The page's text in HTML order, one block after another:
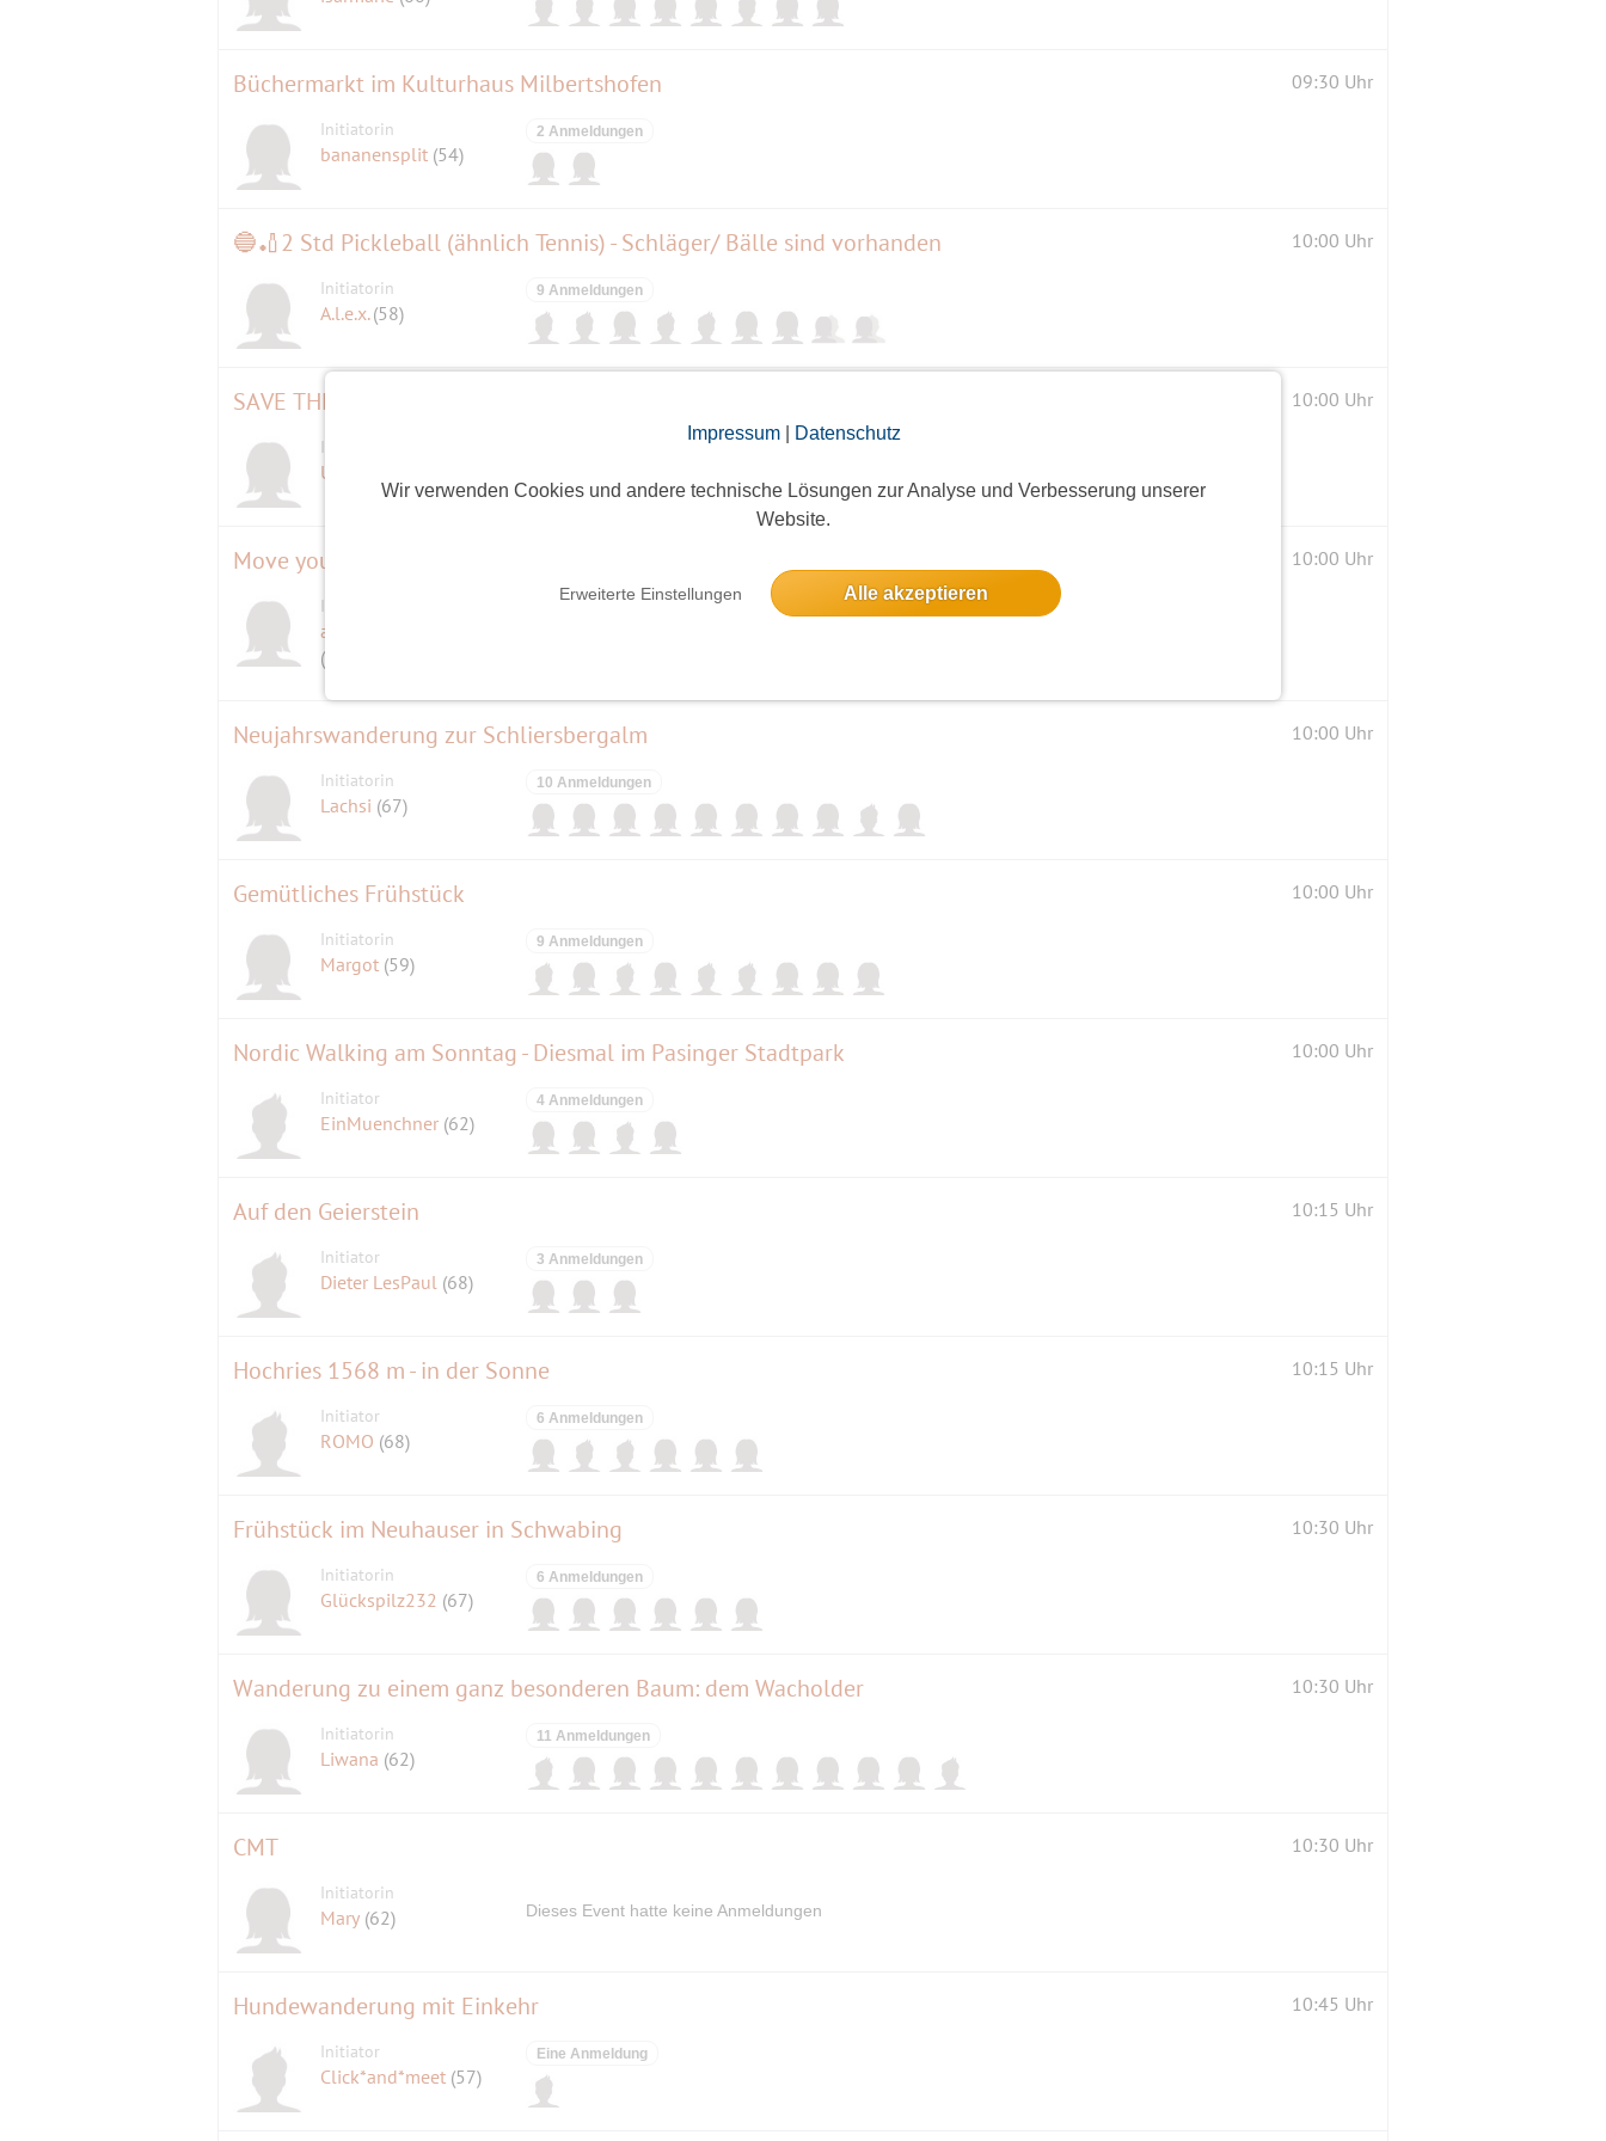
Impressum| Datenschutz
Wir verwenden Cookies und andere technische Lösungen zur Analyse und Verbesserung unserer
Website.
Erweiterte Einstellungen Alle akzeptieren
Dieses Event ist ein Bestätigungsevent, Ihr könnt euch als Tanzpaar anmelden. Singles
30441101 oder ihr meldet Euch einfach an. Ich als Initiator werde Tanzpaare bilden
Ich freue mich euch zu stehen.
Büchermarkt im Kulturhaus Milbertshofen 09:30 Uhr
Initiatorin
bananensplit (54)
2 Anmeldungen
🔵🏏2 Std Pickleball (ähnlich Tennis) - Schläger/ Bälle sind vorhanden 10:00 Uhr
Initiatorin
A.l.e.x.(58)
9 Anmeldungen
SAVE THE DATE Frühstücksbuffet im Gässles Stüble 10:00 Uhr
Initiatorin
Ute Gute
Move your body 10:00 Uhr
Initiatorin
avivamakefriends
(25)
Neujahrswanderung zur Schliersbergalm 10:00 Uhr
Initiatorin
Lachsi (67)
10 Anmeldungen
Gemütliches Frühstück 10:00 Uhr
Initiatorin
Margot (59)
9 Anmeldungen
Nordic Walking am Sonntag - Diesmal im Pasinger Stadtpark 10:00 Uhr
Initiator
EinMuenchner (62)
4 Anmeldungen
Auf den Geierstein 10:15 Uhr
Initiator
Dieter LesPaul (68)
3 Anmeldungen
Hochries 1568 m - in der Sonne 10:15 Uhr
Initiator
ROMO (68)
6 Anmeldungen
Frühstück im Neuhauser in Schwabing 10:30 Uhr
Initiatorin
Glückspilz232 (67)
6 Anmeldungen
Wanderung zu einem ganz besonderen Baum: dem Wacholder 10:30 Uhr
Initiatorin
Liwana (62)
11 Anmeldungen
CMT 10:30 Uhr
Initiatorin
Mary (62) Dieses Event hatte keine Anmeldungen
Hundewanderung mit Einkehr 10:45 Uhr
Initiator
Click*and*meet (57)
Eine Anmeldung